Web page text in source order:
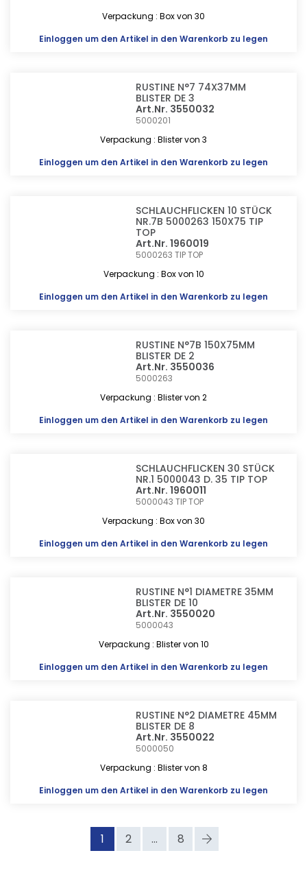
Verpackung : Box von 30
Einloggen um den Artikel in den Warenkorb zu legen
RUSTINE N°7 74X37MM
BLISTER DE 3
Art.Nr. 3550032
5000201
Verpackung : Blister von 3
Einloggen um den Artikel in den Warenkorb zu legen
SCHLAUCHFLICKEN 10 STÜCK
NR.7B 5000263 150X75 TIP
TOP
Art.Nr. 1960019
5000263TIP TOP
Verpackung : Box von 10
Einloggen um den Artikel in den Warenkorb zu legen
RUSTINE N°7B 150X75MM
BLISTER DE 2
Art.Nr. 3550036
5000263
Verpackung : Blister von 2
Einloggen um den Artikel in den Warenkorb zu legen
SCHLAUCHFLICKEN 30 STÜCK
NR.1 5000043 D. 35 TIP TOP
Art.Nr. 1960011
5000043TIP TOP
Verpackung : Box von 30
Einloggen um den Artikel in den Warenkorb zu legen
RUSTINE N°1 DIAMETRE 35MM
BLISTER DE 10
Art.Nr. 3550020
5000043
Verpackung : Blister von 10
Einloggen um den Artikel in den Warenkorb zu legen
RUSTINE N°2 DIAMETRE 45MM
BLISTER DE 8
Art.Nr. 3550022
5000050
Verpackung : Blister von 8
Einloggen um den Artikel in den Warenkorb zu legen
1 2 ... 8